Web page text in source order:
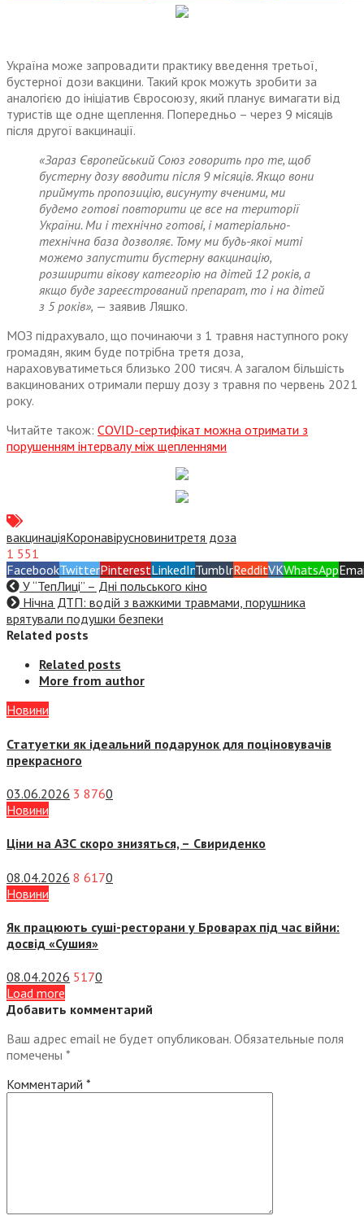
Україна може запровадити практику введення третьої,
бустерної дози вакцини. Такий крок можуть зробити за
аналогією до ініціатив Євросоюзу, який планує вимагати від
туристів ще одне щеплення. Попередньо – через 9 місяців
після другої вакцинації.
«Зараз Європейський Союз говорить про те, щоб
бустерну дозу вводити після 9 місяців. Якщо вони
приймуть пропозицію, висунуту вченими, ми
будемо готові повторити це все на території
України. Ми і технічно готові, і матеріально-
технічна база дозволяє. Тому ми будь-якої миті
можемо запустити бустерну вакцинацію,
розширити вікову категорію на дітей 12 років, а
якщо буде зареєстрований препарат, то і на дітей
з 5 років», — заявив Ляшко.
МОЗ підрахувало, що починаючи з 1 травня наступного року
громадян, яким буде потрібна третя доза,
нараховуватиметься близько 200 тисяч. А загалом більшість
вакцинованих отримали першу дозу з травня по червень 2021
року.
Читайте також: COVID-сертифікат можна отримати з
порушенням інтервалу між щепленнями
вакцинаціяКоронавірусновинитретя доза
1 551
FacebookTwitterPinterestLinkedInTumblrRedditVKWhatsApp
У “ТепЛиці” – Дні польського кіно
Нічна ДТП: водій з важкими травмами, порушника
врятували подушки безпеки
Related posts
Related posts
More from author
Новини
Статуетки як ідеальний подарунок для поціновувачів
прекрасного
03.06.2026 3 8760
Новини
Ціни на АЗС скоро знизяться, – Свириденко
08.04.2026 8 6170
Новини
Як працюють суші-ресторани у Броварах під час війни:
досвід «Сушия»
08.04.2026 5170
Load more
Добавить комментарий
Ваш адрес email не будет опубликован. Обязательные поля
помечены *
Комментарий *